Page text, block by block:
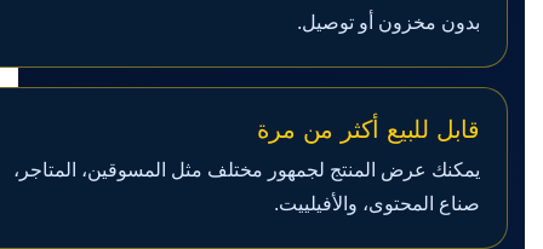
بدون مخزون أو توصيل.
قابل للبيع أكثر من مرة
يمكنك عرض المنتج لجمهور مختلف مثل المسوقين، المتاجر،
صناع المحتوى، والأفيلييت.